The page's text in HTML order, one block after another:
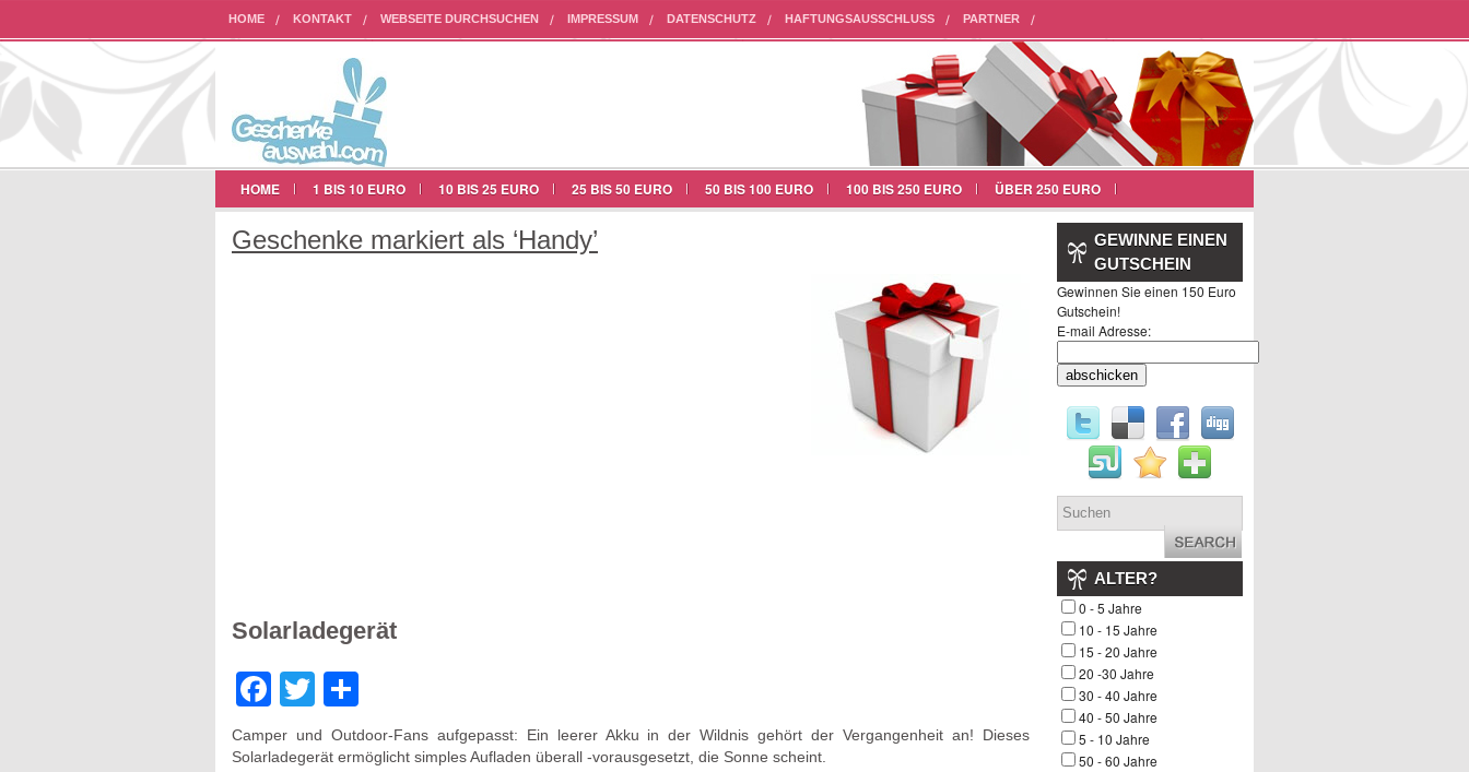
HOME KONTAKT WEBSEITE DURCHSUCHEN IMPRESSUM DATENSCHUTZ HAFTUNGSAUSSCHLUSS PARTNER
AUF UNSERER WEBSEITE WERBEN
HOME 1 BIS 10 EURO 10 BIS 25 EURO 25 BIS 50 EURO 50 BIS 100 EURO 100 BIS 250 EURO ÜBER 250 EURO
Geschenke markiert als ‘Handy’
Solarladegerät
Facebook
Twitter
Camper und Outdoor-Fans aufgepasst: Ein leerer Akku in der Wildnis gehört der Vergangenheit an! Dieses
Solarladegerät ermöglicht simples Aufladen überall -vorausgesetzt, die Sonne scheint.
GEWINNE EINEN
GUTSCHEIN
Gewinnen Sie einen 150 Euro
Gutschein!
E-mail Adresse:
ALTER?
0 - 5 Jahre
10 - 15 Jahre
15 - 20 Jahre
20 -30 Jahre
30 - 40 Jahre
40 - 50 Jahre
5 - 10 Jahre
50 - 60 Jahre